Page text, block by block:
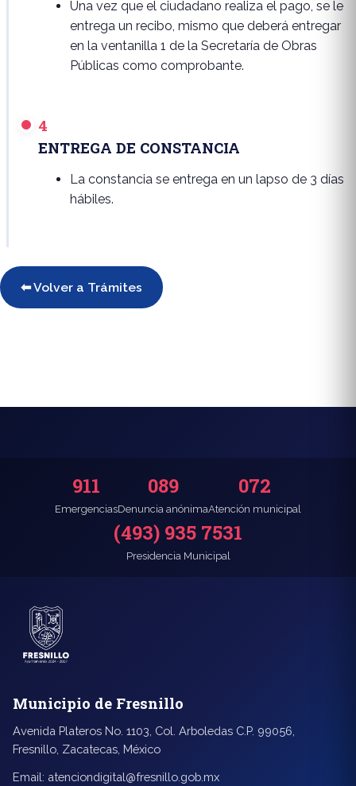
Una vez que el ciudadano realiza el pago, se le
entrega un recibo, mismo que deberá entregar
en la ventanilla 1 de la Secretaría de Obras
Públicas como comprobante.
4
ENTREGA DE CONSTANCIA
La constancia se entrega en un lapso de 3 días
hábiles.
⬅ Volver a Trámites
911
Emergencias
089
Denuncia anónima
072
Atención municipal
(493) 935 7531
Presidencia Municipal
Municipio de Fresnillo
Avenida Plateros No. 1103, Col. Arboledas C.P. 99056,
Fresnillo, Zacatecas, México
Email: atenciondigital@fresnillo.gob.mx